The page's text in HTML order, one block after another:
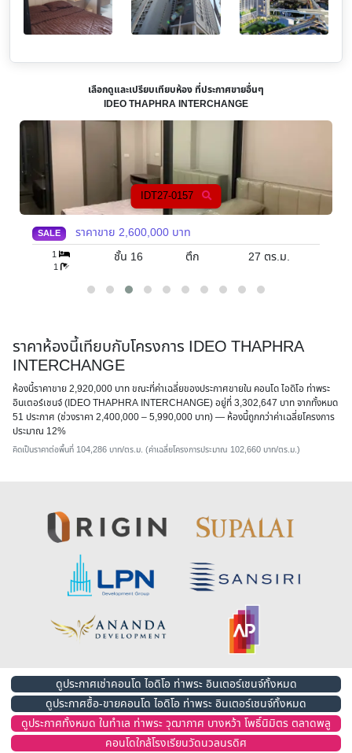
เลือกดูและเปรียบเทียบห้อง ที่ประกาศขายอื่นๆ
IDEO THAPHRA INTERCHANGE
IDT27-0157
SALE ราคาขาย2,600,000 บาท
1
1
ชั้น 16 ตึก 27 ตร.ม.
ราคาห้องนี้เทียบกับโครงการ IDEO THAPHRA
INTERCHANGE
ห้องนี้ราคาขาย 2,920,000 บาท ขณะที่ค่าเฉลี่ยของประกาศขายใน คอนโด ไอดิโอ ท่าพระ
อินเตอร์เชนจ์ (IDEO THAPHRA INTERCHANGE) อยู่ที่ 3,302,647 บาท จากทั้งหมด
51 ประกาศ (ช่วงราคา 2,400,000 – 5,990,000 บาท) — ห้องนี้ถูกกว่าค่าเฉลี่ยโครงการ
ประมาณ 12%
คิดเป็นราคาต่อพื้นที่ 104,286 บาท/ตร.ม. (ค่าเฉลี่ยโครงการประมาณ 102,660 บาท/ตร.ม.)
ดูประกาศเช่าคอนโด ไอดิโอ ท่าพระ อินเตอร์เชนจ์ทั้งหมด
ดูประกาศซื้อ-ขายคอนโด ไอดิโอ ท่าพระ อินเตอร์เชนจ์ทั้งหมด
ดูประกาศทั้งหมด ในทำเล ท่าพระ วุฒากาศ บางหว้า โพธิ์นิมิตร ตลาดพลู
คอนโดใกล้โรงเรียนวัดนวลนรดิศ